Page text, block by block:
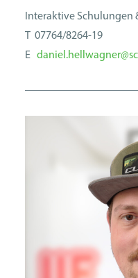
Interaktive Schulungen
T 07764/8264-19
E